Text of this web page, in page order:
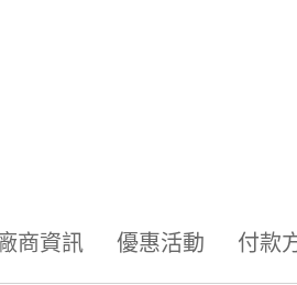
商資訊 優惠活動 付款